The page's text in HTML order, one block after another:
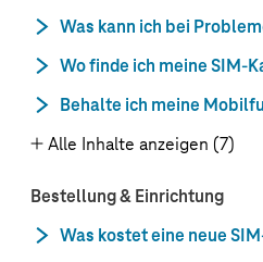
Was kann ich bei
Wo finde ich meine SIM-
Behalte ich meine
Alle Inhalte anzeigen (7)
Bestellung & Einrichtung
Was kostet eine neue